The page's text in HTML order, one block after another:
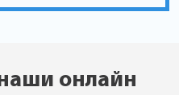
онлайн